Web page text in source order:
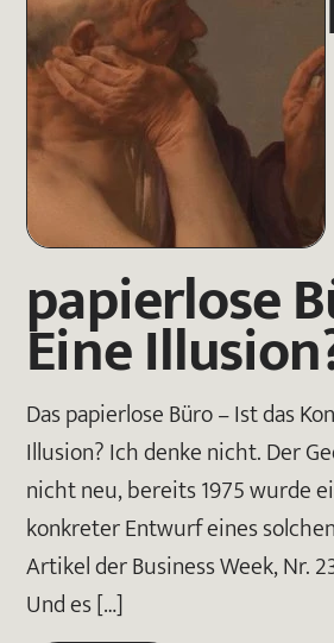
papierlose
Eine
Das papierlose Büro – Ist das
Illusion? Ich denke nicht. Der
nicht neu, bereits 1975 wurde
konkreter Entwurf eines
Artikel der Business Week, Nr.
Und es […]